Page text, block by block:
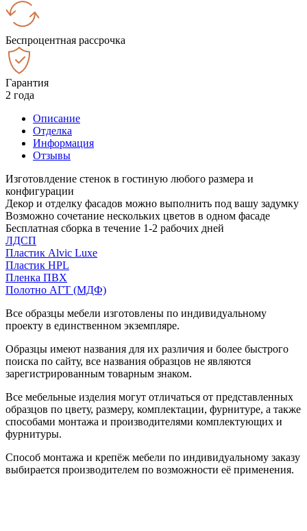
Беспроцентная рассрочка
Гарантия
2 года
Описание
Отделка
Информация
Отзывы
Изготовлдение стенок в гостиную любого размера и
конфигурации
Декор и отделку фасадов можно выполнить под вашу задумку
Возможно сочетание нескольких цветов в одном фасаде
Бесплатная сборка в течение 1-2 рабочих дней
ЛДСП
Пластик Alvic Luxe
Пластик HPL
Пленка ПВХ
Полотно АГТ (МДФ)
Все образцы мебели изготовлены по индивидуальному
проекту в единственном экземпляре.
Образцы имеют названия для их различия и более быстрого
поиска по сайту, все названия образцов не являются
зарегистрированным товарным знаком.
Все мебельные изделия могут отличаться от представленных
образцов по цвету, размеру, комплектации, фурнитуре, а также
способами монтажа и производителями комплектующих и
фурнитуры.
Способ монтажа и крепёж мебели по индивидуальному заказу
выбирается производителем по возможности её применения.